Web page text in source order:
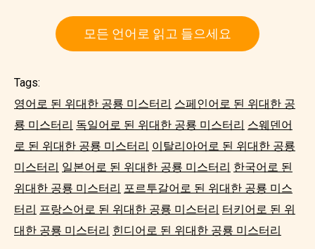
모든 언어로 읽고 들으세요
Tags:
영어로 된 위대한 공룡 미스터리 스페인어로 된 위대한 공
룡 미스터리 독일어로 된 위대한 공룡 미스터리 스웨덴어
로 된 위대한 공룡 미스터리 이탈리아어로 된 위대한 공룡
미스터리 일본어로 된 위대한 공룡 미스터리 한국어로 된
위대한 공룡 미스터리 포르투갈어로 된 위대한 공룡 미스
터리 프랑스어로 된 위대한 공룡 미스터리 터키어로 된 위
대한 공룡 미스터리 힌디어로 된 위대한 공룡 미스터리